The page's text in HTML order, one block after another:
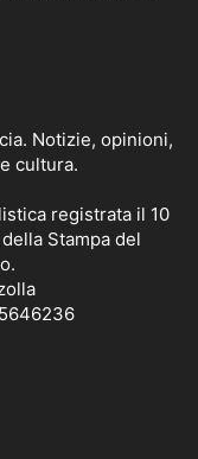
Notizie, opinioni,
cultura.
registrata il 10
Stampa del